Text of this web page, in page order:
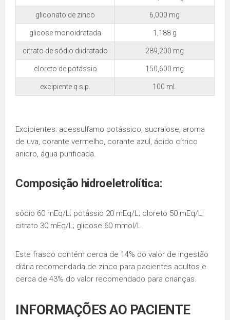
gliconato de zinco 6,000 mg
glicose monoidratada 1,188 g
citrato de sódio diidratado 289,200 mg
cloreto de potássio 150,600 mg
excipiente q.s.p. 100 mL
Excipientes: acessulfamo potássico, sucralose, aroma
de uva, corante vermelho, corante azul, ácido cítrico
anidro, água purificada.
Composição hidroeletrolítica:
sódio 60 mEq/L; potássio 20 mEq/L; cloreto 50 mEq/L;
citrato 30 mEq/L; glicose 60 mmol/L.
Este frasco contém cerca de 14% do valor de ingestão
diária recomendada de zinco para pacientes adultos e
cerca de 43% do valor recomendado para crianças.
INFORMAÇÕES AO PACIENTE